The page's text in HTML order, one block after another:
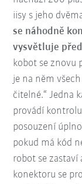
iisy s jeho
se náhodně
vysvětluje
kobot se znovu
je na něm
čitelné.“ Jedna
provádí
posouzení
pokud má kód
robot se zastaví
konektoru se